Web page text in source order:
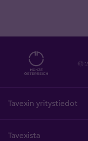
Tavexin yritystiedot
Tavexista